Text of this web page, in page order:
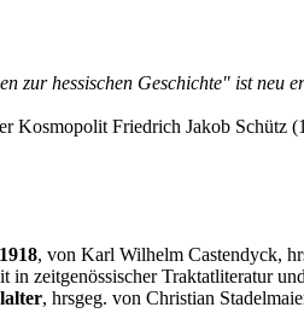
zur hessischen Geschichte" ist neu
Kosmopolit Friedrich Jakob Schütz
, von Karl Wilhelm Castendyck,
in zeitgenössischer Traktatliteratur
, hrsgeg. von Christian